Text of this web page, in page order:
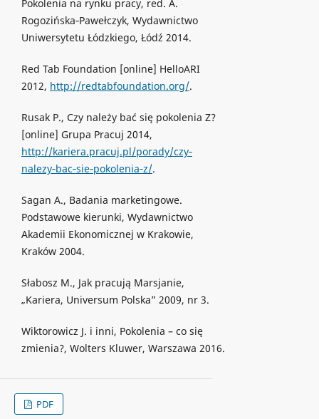
Pokolenia na rynku pracy, red. A.
Rogozińska‐Pawełczyk, Wydawnictwo
Uniwersytetu Łódzkiego, Łódź 2014.
Red Tab Foundation [online] HelloARI
2012, http://redtabfoundation.org/.
Rusak P., Czy należy bać się pokolenia Z?
[online] Grupa Pracuj 2014,
http://kariera.pracuj.pl/porady/czy‐
nalezy‐bac‐sie‐pokolenia‐z/.
Sagan A., Badania marketingowe.
Podstawowe kierunki, Wydawnictwo
Akademii Ekonomicznej w Krakowie,
Kraków 2004.
Słabosz M., Jak pracują Marsjanie,
„Kariera, Universum Polska” 2009, nr 3.
Wiktorowicz J. i inni, Pokolenia – co się
zmienia?, Wolters Kluwer, Warszawa 2016.
PDF